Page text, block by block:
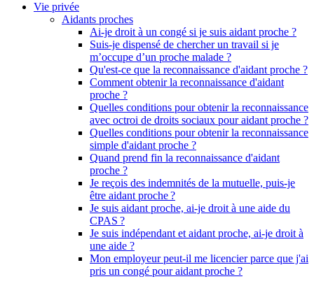
Vie privée
Aidants proches
Ai-je droit à un congé si je suis aidant proche ?
Suis-je dispensé de chercher un travail si je
m’occupe d’un proche malade ?
Qu'est-ce que la reconnaissance d'aidant proche ?
Comment obtenir la reconnaissance d'aidant
proche ?
Quelles conditions pour obtenir la reconnaissance
avec octroi de droits sociaux pour aidant proche ?
Quelles conditions pour obtenir la reconnaissance
simple d'aidant proche ?
Quand prend fin la reconnaissance d'aidant
proche ?
Je reçois des indemnités de la mutuelle, puis-je
être aidant proche ?
Je suis aidant proche, ai-je droit à une aide du
CPAS ?
Je suis indépendant et aidant proche, ai-je droit à
une aide ?
Mon employeur peut-il me licencier parce que j'ai
pris un congé pour aidant proche ?